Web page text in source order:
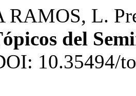
L.
del
10.35494/